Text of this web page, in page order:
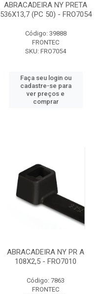
ABRACADEIRA NY PRETA
536X13,7 (PC 50) - FRO7054
Código: 39888
FRONTEC
SKU: FRO7054
Faça seu login ou
cadastre-se para
ver preços e
comprar
ABRACADEIRA NY PR A
108X2,5 - FRO7010
Código: 7863
FRONTEC